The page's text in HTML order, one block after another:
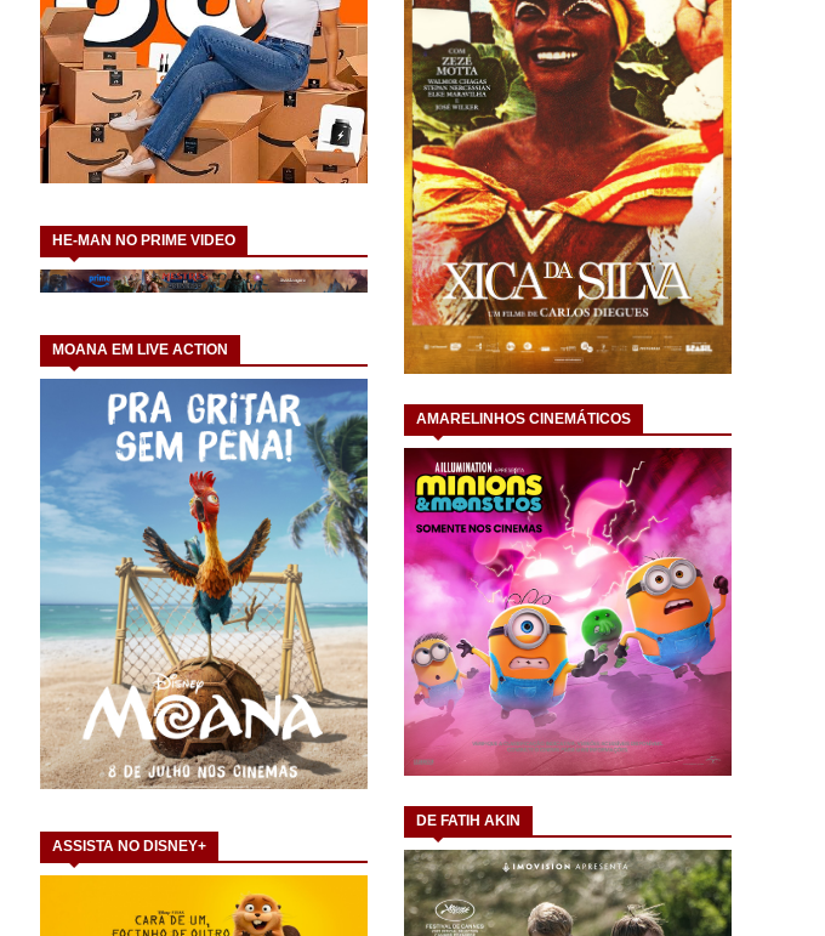
HE-MAN NO PRIME VIDEO
MOANA EM LIVE ACTION
ASSISTA NO DISNEY+
AMARELINHOS CINEMÁTICOS
DE FATIH AKIN